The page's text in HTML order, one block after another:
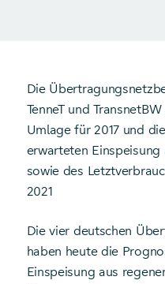
Die
TenneT und
Umlage für 2017 und
erwarteten Einspeisung
sowie des
2021
Die vier deutschen
haben heute die
Einspeisung aus